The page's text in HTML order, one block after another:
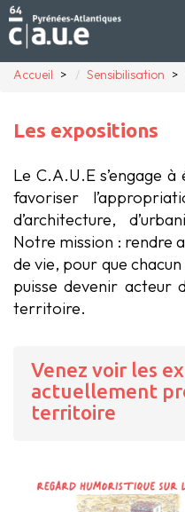
Accueil
Sensibilisation
Les expositions
Le C.A.U.E s’engage
favoriser
d’architecture,
Notre mission : rendre
de vie, pour que
puisse devenir acteur
territoire.
Venez voir les
actuellement
territoire